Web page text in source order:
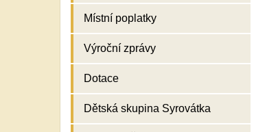
Místní poplatky
Výroční zprávy
Dotace
Dětská skupina Syrovátka